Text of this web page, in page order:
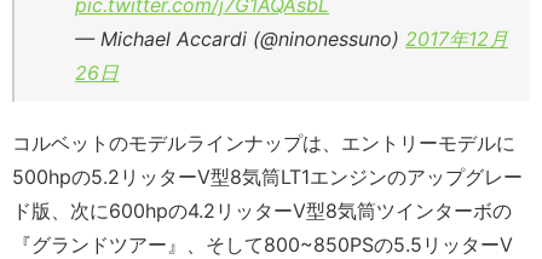
pic.twitter.com/j7G1AQAsbL
— Michael Accardi (@ninonessuno) 2017年12月
26日
コルベットのモデルラインナップは、エントリーモデルに
500hpの5.2リッターV型8気筒LT1エンジンのアップグレー
ド版、次に600hpの4.2リッターV型8気筒ツインターボの
『グランドツアー』、そして800~850PSの5.5リッターV